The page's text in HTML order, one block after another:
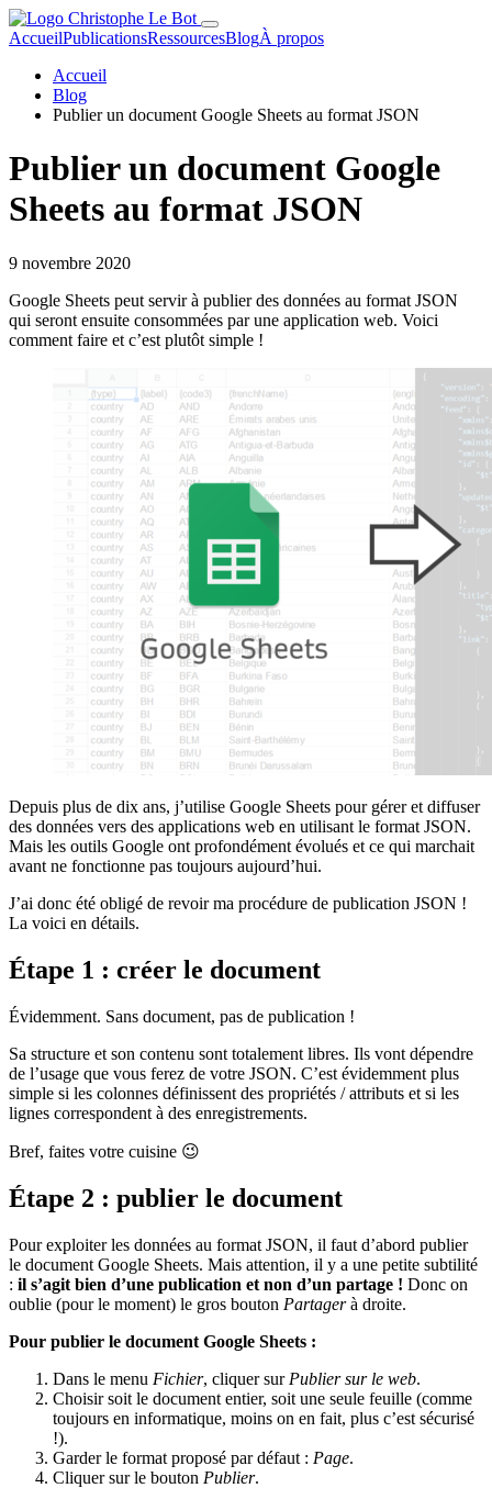
AccueilPublicationsRessourcesBlogÀ propos
Accueil
Blog
Publier un document Google Sheets au format JSON
Publier un document Google
Sheets au format JSON
9 novembre 2020
Google Sheets peut servir à publier des données au format JSON
qui seront ensuite consommées par une application web. Voici
comment faire et c’est plutôt simple !
Depuis plus de dix ans, j’utilise Google Sheets pour gérer et diffuser
des données vers des applications web en utilisant le format JSON.
Mais les outils Google ont profondément évolués et ce qui marchait
avant ne fonctionne pas toujours aujourd’hui.
J’ai donc été obligé de revoir ma procédure de publication JSON !
La voici en détails.
Étape 1 : créer le document
Évidemment. Sans document, pas de publication !
Sa structure et son contenu sont totalement libres. Ils vont dépendre
de l’usage que vous ferez de votre JSON. C’est évidemment plus
simple si les colonnes définissent des propriétés / attributs et si les
lignes correspondent à des enregistrements.
Bref, faites votre cuisine 😉
Étape 2 : publier le document
Pour exploiter les données au format JSON, il faut d’abord publier
le document Google Sheets. Mais attention, il y a une petite subtilité
: il s’agit bien d’une publication et non d’un partage ! Donc on
oublie (pour le moment) le gros bouton Partagerà droite.
Pour publier le document Google Sheets :
Dans le menu Fichier, cliquer sur Publier sur le web.
Choisir soit le document entier, soit une seule feuille (comme
toujours en informatique, moins on en fait, plus c’est sécurisé
!).
Garder le format proposé par défaut : Page.
Cliquer sur le bouton Publier.